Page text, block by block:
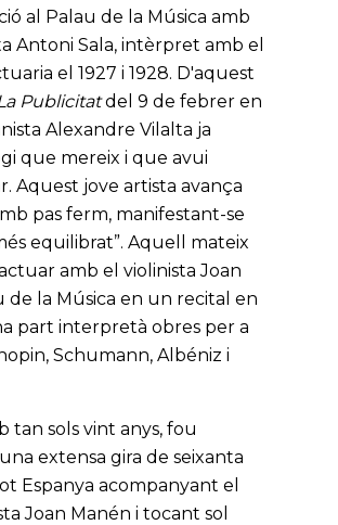
al Palau de la Música amb
Antoni Sala, intèrpret amb el
el 1927 i 1928. D'aquest
Publicitatdel 9 de febrer en
Alexandre Vilalta ja
que mereix i que avui
Aquest jove artista avança
pas ferm, manifestant-se
equilibrat”. Aquell mateix
amb el violinista Joan
de la Música en un recital en
part interpretà obres per a
Schumann, Albéniz i
tan sols vint anys, fou
extensa gira de seixanta
Espanya acompanyant el
Joan Manén i tocant sol